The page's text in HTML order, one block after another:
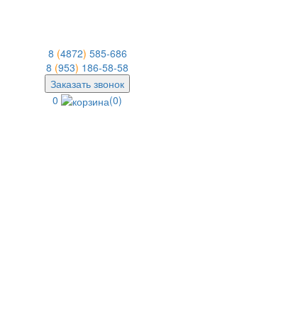
8 (4872) 585-686
8 (953) 186-58-58
Заказать звонок
0
(0)